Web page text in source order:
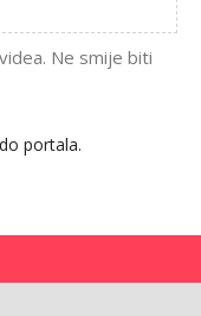
Ne smije biti
portala.